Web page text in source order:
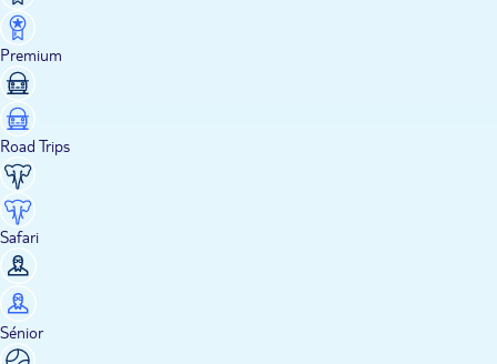
Premium
Road Trips
Safari
Sénior